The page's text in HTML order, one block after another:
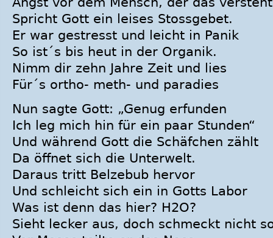
Spricht Gott ein leises Stossgebet.
Er war gestresst und leicht in Panik
So ist´s bis heut in der Organik.
Nimm dir zehn Jahre Zeit und lies
Für´s ortho- meth- und paradies
Nun sagte Gott: „Genug erfunden
Ich leg mich hin für ein paar Stunden“
Und während Gott die Schäfchen zählt
Da öffnet sich die Unterwelt.
Daraus tritt Belzebub hervor
Und schleicht sich ein in Gotts Labor
Was ist denn das hier? H2O?
Sieht lecker aus, doch schmeckt nicht